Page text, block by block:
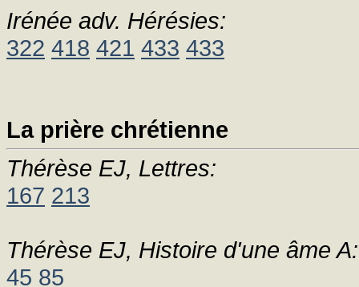
Irénée adv. Hérésies:
322 418 421 433 433
La prière chrétienne
Thérèse EJ, Lettres:
167 213
Thérèse EJ, Histoire d'une âme A:
45 85